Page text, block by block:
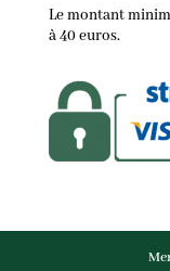
Le montant
à 40 euros.